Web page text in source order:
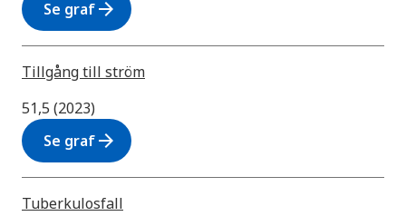
Se grafarrow_forward
Tillgång till ström
51,5 (2023)
Se grafarrow_forward
Tuberkulosfall